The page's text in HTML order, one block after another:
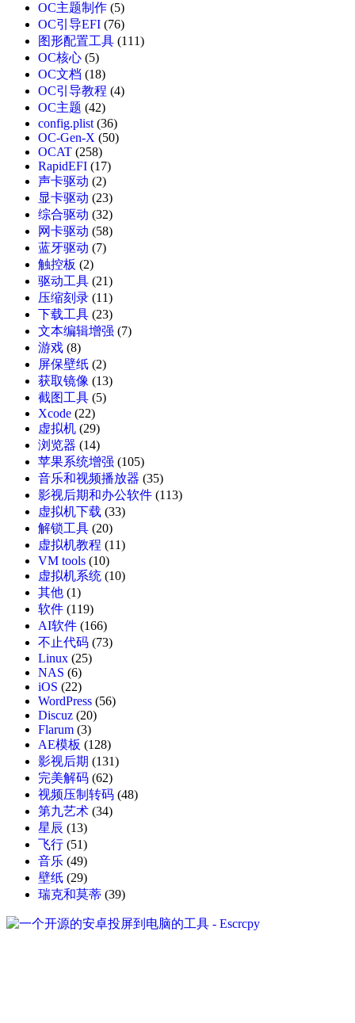
OC主题制作 (5)
OC引导EFI (76)
图形配置工具 (111)
OC核心 (5)
OC文档 (18)
OC引导教程 (4)
OC主题 (42)
config.plist (36)
OC-Gen-X (50)
OCAT (258)
RapidEFI (17)
声卡驱动 (2)
显卡驱动 (23)
综合驱动 (32)
网卡驱动 (58)
蓝牙驱动 (7)
触控板 (2)
驱动工具 (21)
压缩刻录 (11)
下载工具 (23)
文本编辑增强 (7)
游戏 (8)
屏保壁纸 (2)
获取镜像 (13)
截图工具 (5)
Xcode (22)
虚拟机 (29)
浏览器 (14)
苹果系统增强 (105)
音乐和视频播放器 (35)
影视后期和办公软件 (113)
虚拟机下载 (33)
解锁工具 (20)
虚拟机教程 (11)
VM tools (10)
虚拟机系统 (10)
其他 (1)
软件 (119)
AI软件 (166)
不止代码 (73)
Linux (25)
NAS (6)
iOS (22)
WordPress (56)
Discuz (20)
Flarum (3)
AE模板 (128)
影视后期 (131)
完美解码 (62)
视频压制转码 (48)
第九艺术 (34)
星辰 (13)
飞行 (51)
音乐 (49)
壁纸 (29)
瑞克和莫蒂 (39)